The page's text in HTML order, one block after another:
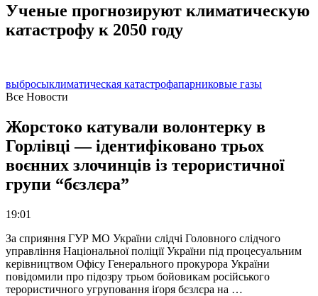
Ученые прогнозируют климатическую
катастрофу к 2050 году
выбросыклиматическая катастрофапарниковые газы
Все Новости
Жорстоко катували волонтерку в
Горлівці — ідентифіковано трьох
воєнних злочинців із терористичної
групи “бєзлєра”
19:01
За сприяння ГУР МО України слідчі Головного слідчого
управління Національної поліції України під процесуальним
керівництвом Офісу Генерального прокурора України
повідомили про підозру трьом бойовикам російського
терористичного угруповання іґоря бєзлєра на …